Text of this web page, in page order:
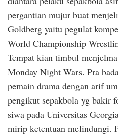
pergantian mujur buat
Goldberg yaitu pegulat
World Championship
Tempat kian timbul
Monday Night Wars. Pra
pemain drama dengan arif
pengikut sepakbola yg bakir
siwa pada Universitas
mirip ketentuan melindungi.